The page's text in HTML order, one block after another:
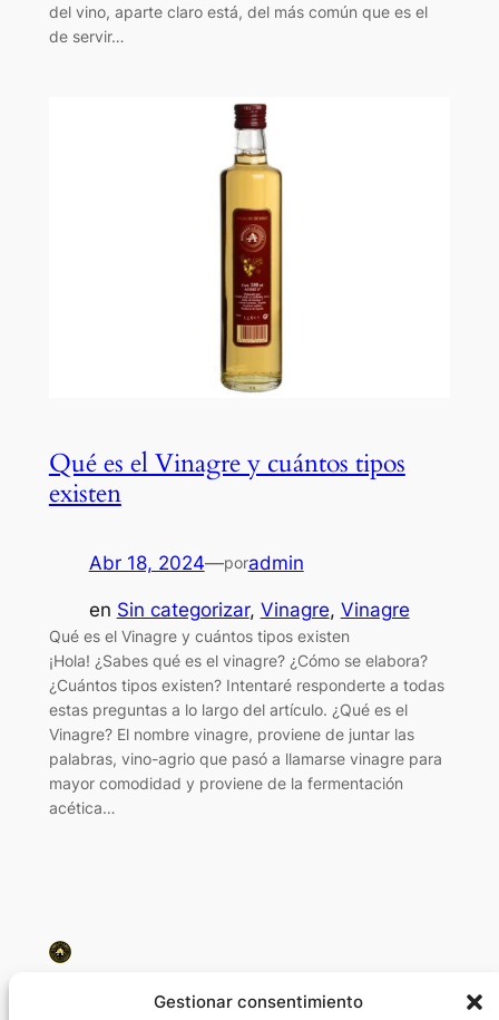
Gestionar consentimiento
del vino, aparte claro está, del más común que es el
de servir…
Qué es el Vinagre y cuántos tipos
existen
Abr 18, 2024—poradmin
en Sin categorizar, Vinagre, Vinagre
Qué es el Vinagre y cuántos tipos existen
¡Hola! ¿Sabes qué es el vinagre? ¿Cómo se elabora?
¿Cuántos tipos existen? Intentaré responderte a todas
estas preguntas a lo largo del artículo. ¿Qué es el
Vinagre? El nombre vinagre, proviene de juntar las
palabras, vino-agrio que pasó a llamarse vinagre para
mayor comodidad y proviene de la fermentación
acética…
Bodegas La Aurora